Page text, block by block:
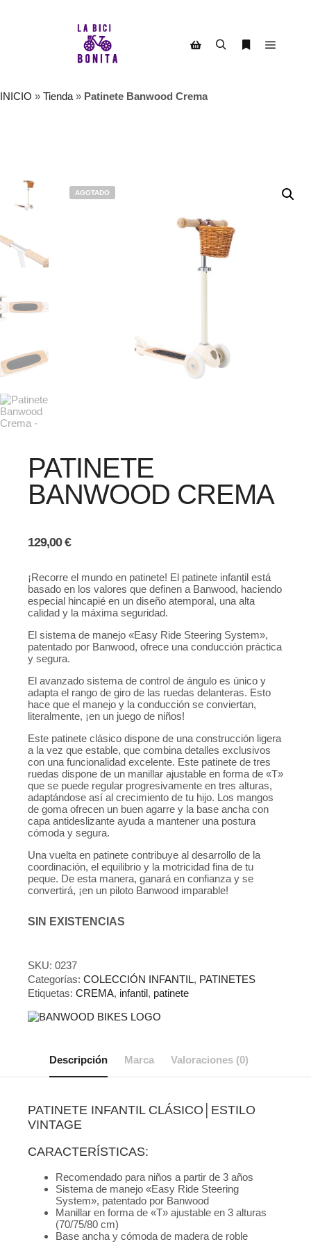
INICIO » Tienda » Patinete Banwood Crema
AGOTADO
PATINETE
BANWOOD CREMA
129,00€
¡Recorre el mundo en patinete! El patinete infantil está
basado en los valores que definen a Banwood, haciendo
especial hincapié en un diseño atemporal, una alta
calidad y la máxima seguridad.
El sistema de manejo «Easy Ride Steering System»,
patentado por Banwood, ofrece una conducción práctica
y segura.
El avanzado sistema de control de ángulo es único y
adapta el rango de giro de las ruedas delanteras. Esto
hace que el manejo y la conducción se conviertan,
literalmente, ¡en un juego de niños!
Este patinete clásico dispone de una construcción ligera
a la vez que estable, que combina detalles exclusivos
con una funcionalidad excelente. Este patinete de tres
ruedas dispone de un manillar ajustable en forma de «T»
que se puede regular progresivamente en tres alturas,
adaptándose así al crecimiento de tu hijo. Los mangos
de goma ofrecen un buen agarre y la base ancha con
capa antideslizante ayuda a mantener una postura
cómoda y segura.
Una vuelta en patinete contribuye al desarrollo de la
coordinación, el equilibrio y la motricidad fina de tu
peque. De esta manera, ganará en confianza y se
convertirá, ¡en un piloto Banwood imparable!
SIN EXISTENCIAS
SKU: 0237
Categorías: COLECCIÓN INFANTIL, PATINETES
Etiquetas: CREMA, infantil, patinete
Descripción Marca Valoraciones (0)
PATINETE INFANTIL CLÁSICO│ESTILO
VINTAGE
CARACTERÍSTICAS:
Recomendado para niños a partir de 3 años
Sistema de manejo «Easy Ride Steering
System», patentado por Banwood
Manillar en forma de «T» ajustable en 3 alturas
(70/75/80 cm)
Base ancha y cómoda de madera de roble